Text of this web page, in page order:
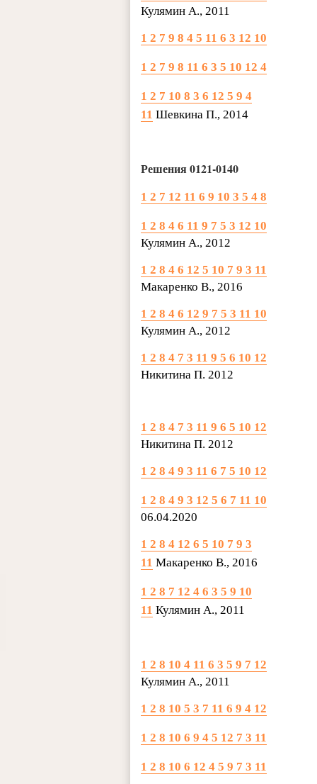
Кулямин А., 2011
1 2 7 9 8 4 5 11 6 3 12 10
1 2 7 9 8 11 6 3 5 10 12 4
1 2 7 10 8 3 6 12 5 9 4
11 Шевкина П., 2014
Решения 0121-0140
1 2 7 12 11 6 9 10 3 5 4 8
1 2 8 4 6 11 9 7 5 3 12 10
Кулямин А., 2012
1 2 8 4 6 12 5 10 7 9 3 11
Макаренко В., 2016
1 2 8 4 6 12 9 7 5 3 11 10
Кулямин А., 2012
1 2 8 4 7 3 11 9 5 6 10 12
Никитина П. 2012
1 2 8 4 7 3 11 9 6 5 10 12
Никитина П. 2012
1 2 8 4 9 3 11 6 7 5 10 12
1 2 8 4 9 3 12 5 6 7 11 10
06.04.2020
1 2 8 4 12 6 5 10 7 9 3
11 Макаренко В., 2016
1 2 8 7 12 4 6 3 5 9 10
11 Кулямин А., 2011
1 2 8 10 4 11 6 3 5 9 7 12
Кулямин А., 2011
1 2 8 10 5 3 7 11 6 9 4 12
1 2 8 10 6 9 4 5 12 7 3 11
1 2 8 10 6 12 4 5 9 7 3 11